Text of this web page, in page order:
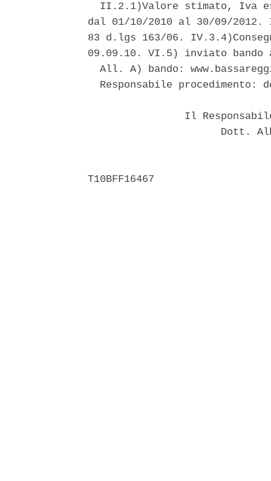
II.2.1)Valore stimato, Iva
dal 01/10/2010 al 30/09/
83 d.lgs 163/06.
09.09.10. VI.5) inviato
All. A) bando:
Responsabile procedimento:
Il
Dott.